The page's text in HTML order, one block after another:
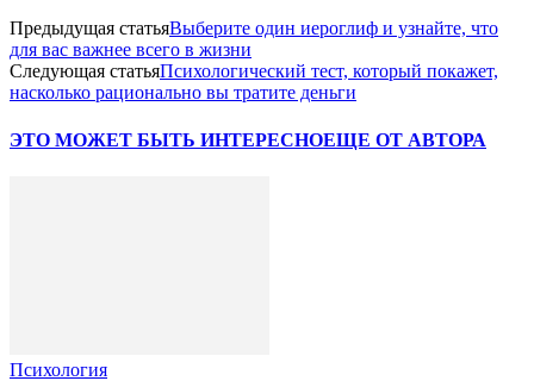
Предыдущая статьяВыберите один иероглиф и узнайте, что
для вас важнее всего в жизни
Следующая статьяПсихологический тест, который покажет,
насколько рационально вы тратите деньги
ЭТО МОЖЕТ БЫТЬ ИНТЕРЕСНОЕЩЕ ОТ АВТОРА
Психология